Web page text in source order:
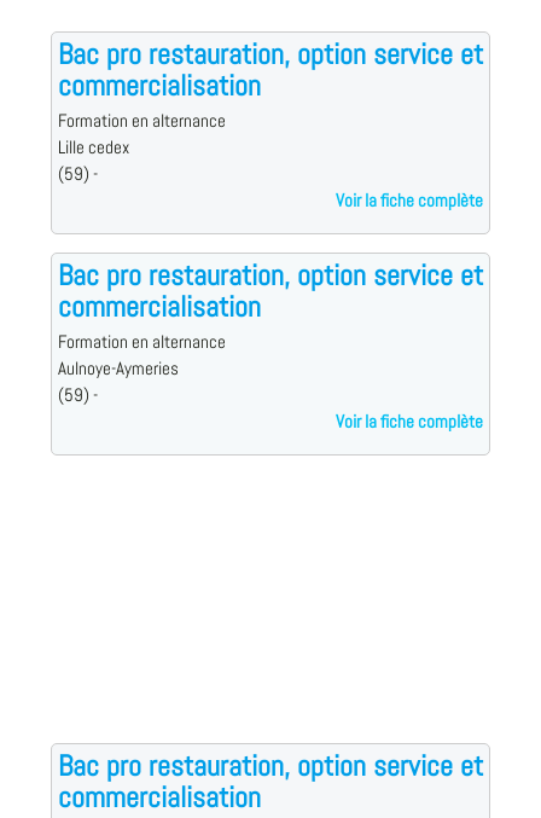
Bac pro restauration, option service et
commercialisation
Formation en alternance
Lille cedex
(59) -
Voir la fiche complète
Bac pro restauration, option service et
commercialisation
Formation en alternance
Aulnoye-Aymeries
(59) -
Voir la fiche complète
Bac pro restauration, option service et
commercialisation